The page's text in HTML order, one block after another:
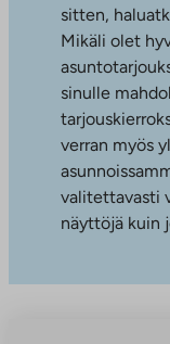
sitten,
Mikäli olet
sinulle
verran myös
valitettavasti
näyttöjä kuin